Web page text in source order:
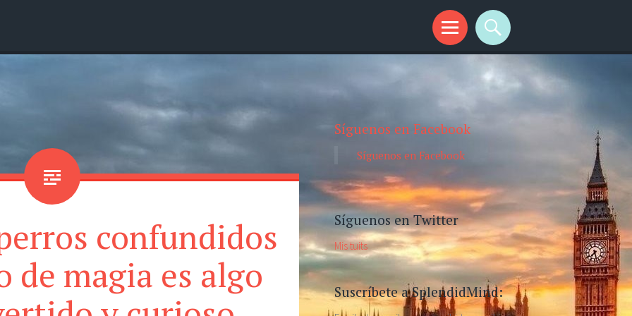
confundidos
de magia es algo
Síguenos en Facebook
Síguenos en Facebook
Síguenos en Twitter
Mis tuits
Suscríbete a SplendidMind: